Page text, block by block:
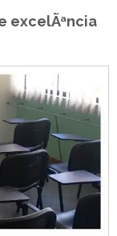
excelÃªncia